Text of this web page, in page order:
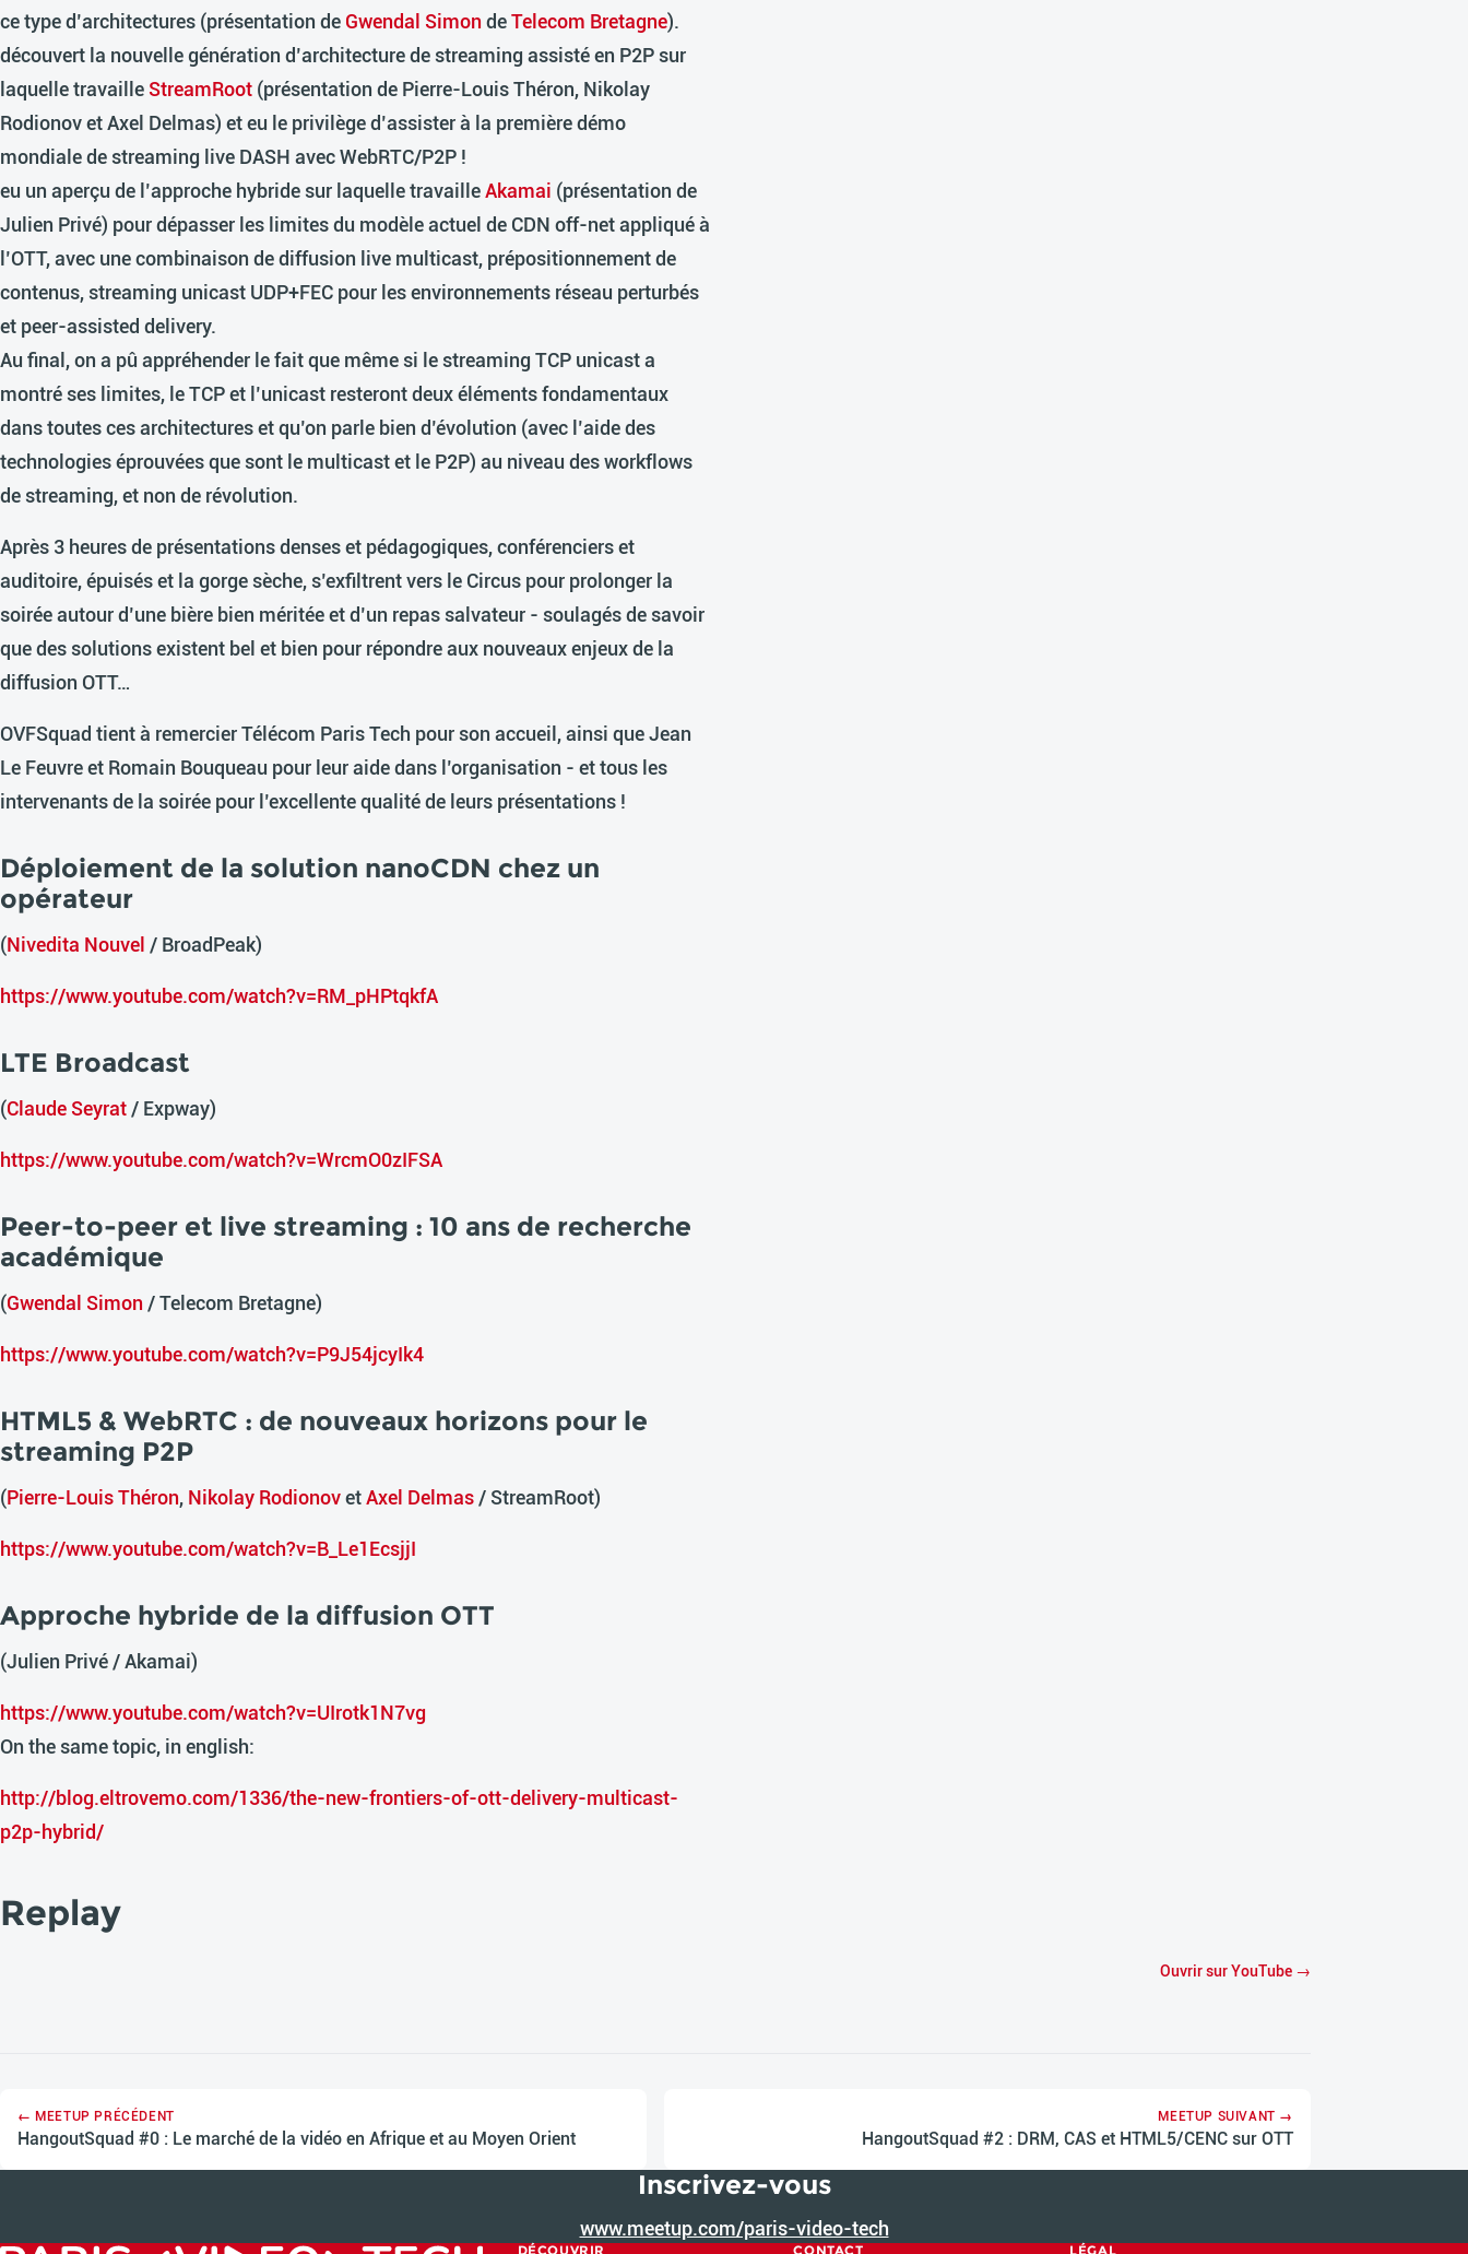
ce type d’architectures (présentation de Gwendal SimondeTelecom Bretagne).
découvert la nouvelle génération d’architecture de streaming assisté en P2P sur
laquelle travaille StreamRoot (présentation de Pierre-Louis Théron, Nikolay
Rodionov et Axel Delmas) et eu le privilège d’assister à la première démo
mondiale de streaming live DASH avec WebRTC/P2P !
eu un aperçu de l’approche hybride sur laquelle travailleAkamai (présentation de
Julien Privé) pour dépasser les limites du modèle actuel de CDN off-net appliqué à
l’OTT, avec une combinaison de diffusion live multicast, prépositionnement de
contenus, streaming unicast UDP+FEC pour les environnements réseau perturbés
et peer-assisted delivery.
Au final, on a pû appréhender le fait que même si le streaming TCP unicast a
montré ses limites, le TCP et l’unicast resteront deux éléments fondamentaux
dans toutes ces architectures et qu’on parle bien d’évolution (avec l’aide des
technologies éprouvées que sont le multicast et le P2P) au niveau des workflows
de streaming, et non de révolution.
Après 3 heures de présentations denses et pédagogiques, conférenciers et
auditoire, épuisés et la gorge sèche, s’exfiltrent vers le Circus pour prolonger la
soirée autour d’une bière bien méritée et d’un repas salvateur - soulagés de savoir
que des solutions existent bel et bien pour répondre aux nouveaux enjeux de la
diffusion OTT…
OVFSquad tient à remercier Télécom Paris Tech pour son accueil, ainsi que Jean
Le Feuvre et Romain Bouqueau pour leur aide dans l’organisation - et tous les
intervenants de la soirée pour l’excellente qualité de leurs présentations !
Déploiement de la solution nanoCDN chez un
opérateur
(Nivedita Nouvel / BroadPeak)
https://www.youtube.com/watch?v=RM_pHPtqkfA
LTE Broadcast
(Claude Seyrat / Expway)
https://www.youtube.com/watch?v=WrcmO0zIFSA
Peer-to-peer et live streaming : 10 ans de recherche
académique
(Gwendal Simon / Telecom Bretagne)
https://www.youtube.com/watch?v=P9J54jcyIk4
HTML5 & WebRTC : de nouveaux horizons pour le
streaming P2P
(Pierre-Louis Théron, Nikolay RodionovetAxel Delmas / StreamRoot)
https://www.youtube.com/watch?v=B_Le1EcsjjI
Approche hybride de la diffusion OTT
(Julien Privé / Akamai)
https://www.youtube.com/watch?v=UIrotk1N7vg
On the same topic, in english:
http://blog.eltrovemo.com/1336/the-new-frontiers-of-ott-delivery-multicast-
p2p-hybrid/
Replay
Ouvrir sur YouTube →
← MEETUP PRÉCÉDENT
HangoutSquad #0 : Le marché de la vidéo en Afrique et au Moyen Orient
MEETUP SUIVANT →
HangoutSquad #2 : DRM, CAS et HTML5/CENC sur OTT
Inscrivez-vous
www.meetup.com/paris-video-tech
DÉCOUVRIR CONTACT LÉGAL